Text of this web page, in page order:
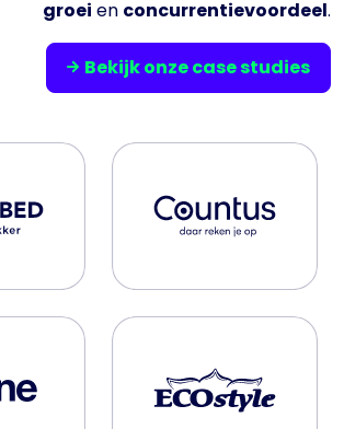
groei en concurrentievoordeel.
Bekijk onze case studies